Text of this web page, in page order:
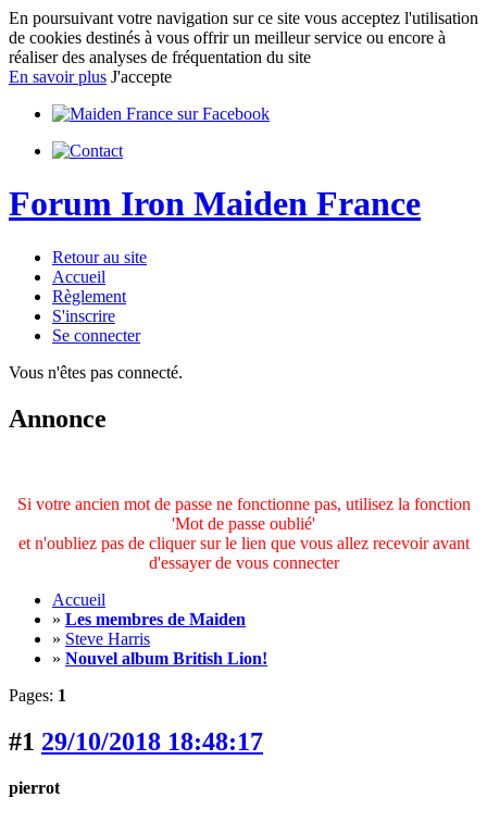
En poursuivant votre navigation sur ce site vous acceptez l'utilisation
de cookies destinés à vous offrir un meilleur service ou encore à
réaliser des analyses de fréquentation du site
En savoir plus J'accepte
Forum Iron Maiden France
Retour au site
Accueil
Règlement
S'inscrire
Se connecter
Vous n'êtes pas connecté.
Annonce
Si votre ancien mot de passe ne fonctionne pas, utilisez la fonction
'Mot de passe oublié'
et n'oubliez pas de cliquer sur le lien que vous allez recevoir avant
d'essayer de vous connecter
Accueil
» Les membres de Maiden
» Steve Harris
» Nouvel album British Lion!
Pages: 1
#1 29/10/2018 18:48:17
pierrot